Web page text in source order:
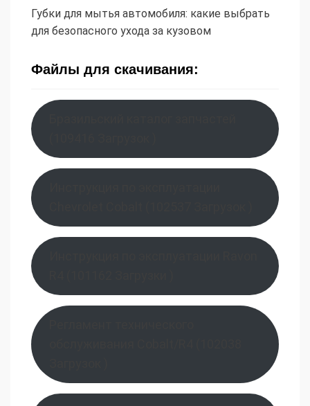
Губки для мытья автомобиля: какие выбрать
для безопасного ухода за кузовом
Файлы для скачивания: